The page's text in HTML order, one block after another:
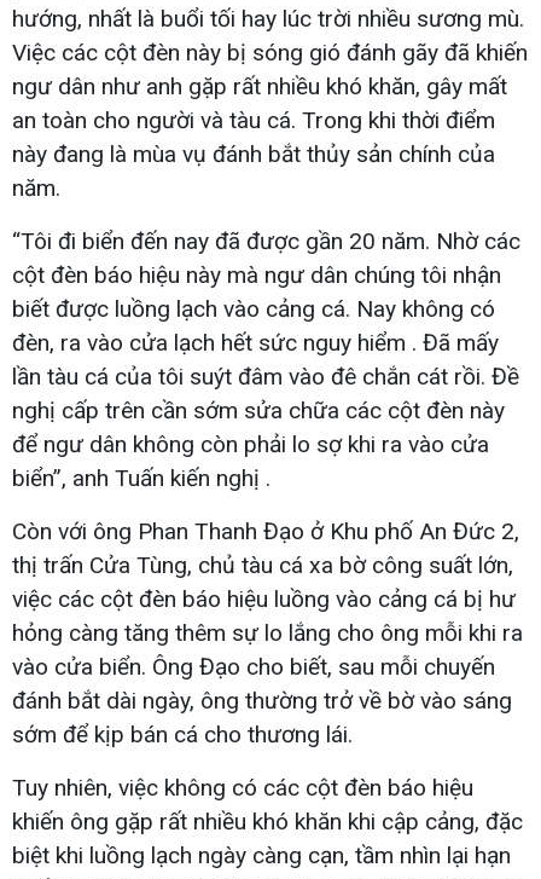
hướng, nhất là buổi tối hay lúc trời nhiều sương mù.
Việc các cột đèn này bị sóng gió đánh gãy đã khiến
ngư dân như anh gặp rất nhiều khó khăn, gây mất
an toàn cho người và tàu cá. Trong khi thời điểm
này đang là mùa vụ đánh bắt thủy sản chính của
năm.
“Tôi đi biển đến nay đã được gần 20 năm. Nhờ các
cột đèn báo hiệu này mà ngư dân chúng tôi nhận
biết được luồng lạch vào cảng cá. Nay không có
đèn, ra vào cửa lạch hết sức nguy hiểm . Đã mấy
lần tàu cá của tôi suýt đâm vào đê chắn cát rồi. Đề
nghị cấp trên cần sớm sửa chữa các cột đèn này
để ngư dân không còn phải lo sợ khi ra vào cửa
biển”, anh Tuấn kiến nghị .
Còn với ông Phan Thanh Đạo ở Khu phố An Đức 2,
thị trấn Cửa Tùng, chủ tàu cá xa bờ công suất lớn,
việc các cột đèn báo hiệu luồng vào cảng cá bị hư
hỏng càng tăng thêm sự lo lắng cho ông mỗi khi ra
vào cửa biển. Ông Đạo cho biết, sau mỗi chuyến
đánh bắt dài ngày, ông thường trở về bờ vào sáng
sớm để kịp bán cá cho thương lái.
Tuy nhiên, việc không có các cột đèn báo hiệu
khiến ông gặp rất nhiều khó khăn khi cập cảng, đặc
biệt khi luồng lạch ngày càng cạn, tầm nhìn lại hạn